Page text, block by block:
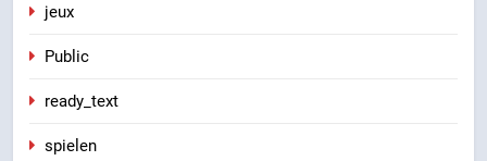
jeux
Public
ready_text
spielen